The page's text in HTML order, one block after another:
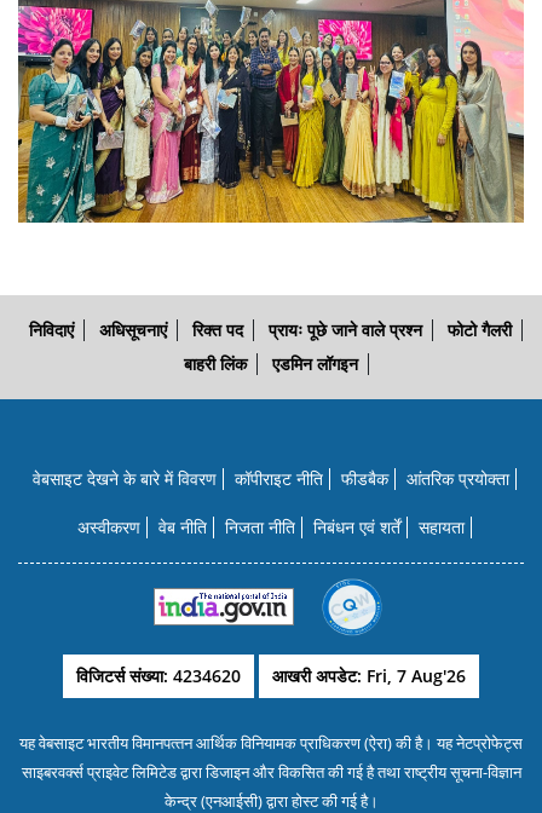
निविदाएं अधिसूचनाएं रिक्त पद प्रायः पूछे जाने वाले प्रश्न
फोटो गैलरी
बाहरी लिंक
एडमिन लॉगइन
वेबसाइट देखने के बारे में विवरण कॉपीराइट नीति फीडबैक आंतरिक प्रयोक्‍ता
अस्वीकरण वेब नीति निजता नीति निबंधन एवं शर्तें सहायता
विजिटर्स संख्या: 4234620 आखरी अपडेट: Fri, 7 Aug'26
यह वेबसाइट भारतीय विमानपत्‍तन आर्थिक विनियामक प्राधिकरण (ऐरा) की है। यह नेटप्रोफेट्स
साइबरवर्क्‍स प्राइवेट लिमिटेड द्वारा डिजाइन और विकसित की गई है तथा राष्‍ट्रीय सूचना-विज्ञान
केन्‍द्र (एनआईसी) द्वारा होस्‍ट की गई है।